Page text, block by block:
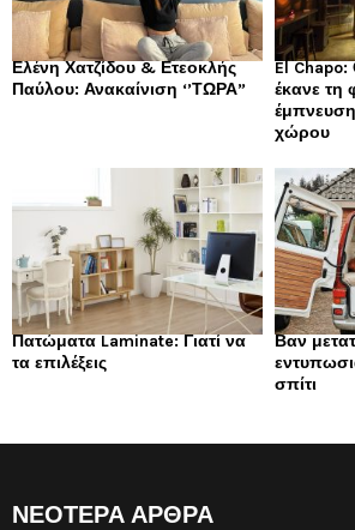
Ελένη Χατζίδου & Ετεοκλής
Παύλου: Ανακαίνιση ‘’ΤΩΡΑ”
El
έκανε τη
χώρου
Πατώματα Laminate: Γιατί να
τα επιλέξεις
Βαν
σπίτι
ΝΕΟΤΕΡΑ ΑΡΘΡΑ